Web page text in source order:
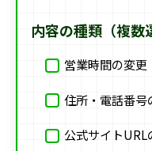
内容の種類（複数
営業時間の変更
住所・電話番号
公式サイトURL